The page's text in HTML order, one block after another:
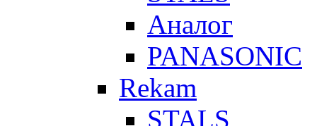
Аналог
PANASONIC
Rekam
STALS